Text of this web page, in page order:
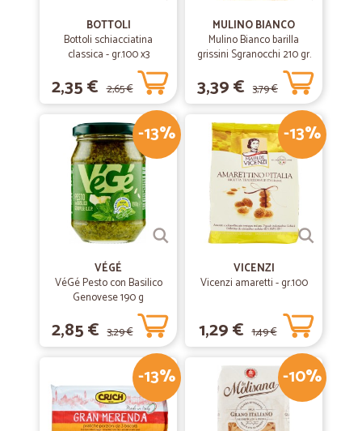
BOTTOLI
Bottoli schiacciatina
classica - gr.100 x3
2,35 € 2,65 €
MULINO BIANCO
Mulino Bianco barilla
grissini Sgranocchi 210 gr.
3,39 € 3,79 €
-13%
VÉGÉ
VéGé Pesto con Basilico
Genovese 190 g
2,85 € 3,29 €
-13%
VICENZI
Vicenzi amaretti - gr.100
1,29 € 1,49 €
-13% -10%